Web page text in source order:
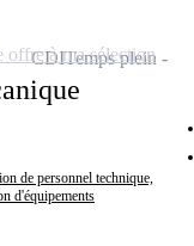
de personnel technique,
d'équipements
CDITemps plein
offre à ma sélection